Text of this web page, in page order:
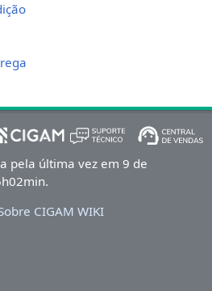
pela última vez em 9 de
CIGAM WIKI